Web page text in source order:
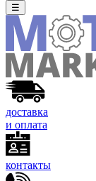
☰
доставка
и оплата
контакты